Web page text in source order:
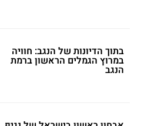
בתוך הדיונות של הנגב: חוויה
במרוץ הגמלים הראשון ברמת
הנגב